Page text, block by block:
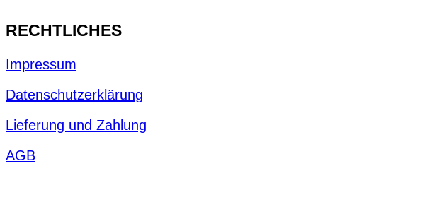
RECHTLICHES
Impressum
Datenschutzerklärung
Lieferung und Zahlung
AGB